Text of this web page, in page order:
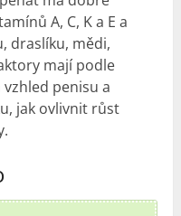
A, C, K a E a
draslíku, mědi,
mají podle
penisu a
jak ovlivnit růst